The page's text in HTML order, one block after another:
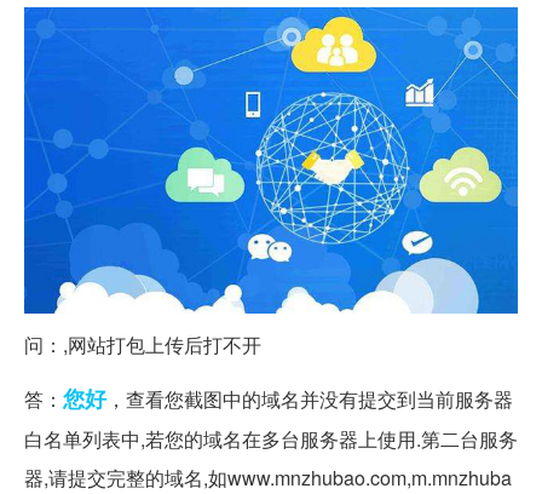
问：,网站打包上传后打不开
答： 您好，查看您截图中的域名并没有提交到当前服务器
白名单列表中,若您的域名在多台服务器上使用.第二台服务
器,请提交完整的域名,如www.mnzhubao.com,m.mnzhuba